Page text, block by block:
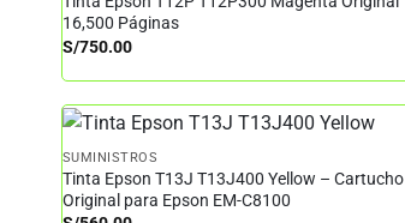
16,500 Páginas
S/750.00
SUMINISTROS
Tinta Epson T13J T13J400 Yellow – Cartucho
Original para Epson EM-C8100